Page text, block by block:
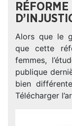
Alors que le
que cette
femmes,
publique
bien
Télécharger